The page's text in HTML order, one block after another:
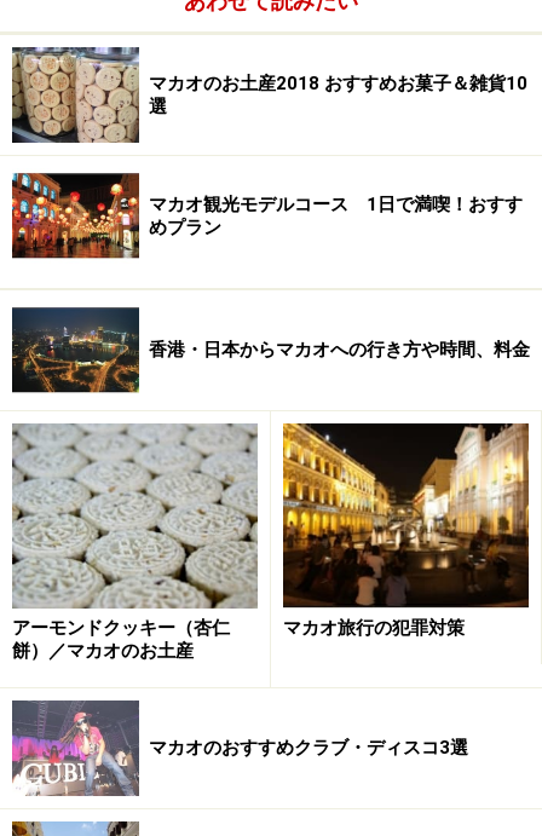
マカオのお土産2018 おすすめお菓子＆雑貨10
選
マカオ観光モデルコース 1日で満喫！おすす
めプラン
香港・日本からマカオへの行き方や時間、料金
アーモンドクッキー（杏仁
餅）／マカオのお土産
マカオ旅行の犯罪対策
マカオのおすすめクラブ・ディスコ3選